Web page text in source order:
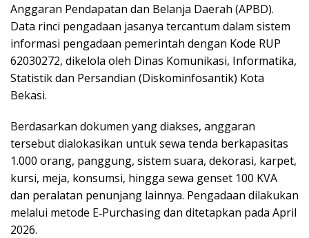
Anggaran Pendapatan dan Belanja Daerah (APBD).
Data rinci pengadaan jasanya tercantum dalam sistem
informasi pengadaan pemerintah dengan Kode RUP
62030272, dikelola oleh Dinas Komunikasi, Informatika,
Statistik dan Persandian (Diskominfosantik) Kota
Bekasi.
Berdasarkan dokumen yang diakses, anggaran
tersebut dialokasikan untuk sewa tenda berkapasitas
1.000 orang, panggung, sistem suara, dekorasi, karpet,
kursi, meja, konsumsi, hingga sewa genset 100 KVA
dan peralatan penunjang lainnya. Pengadaan dilakukan
melalui metode E‑Purchasing dan ditetapkan pada April
2026.